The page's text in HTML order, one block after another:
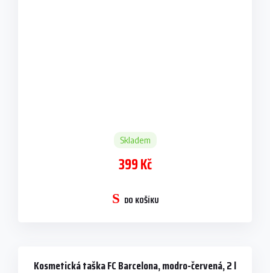
Skladem
399 Kč
DO KOŠÍKU
Kosmetická taška FC Barcelona, modro-červená, 2 l